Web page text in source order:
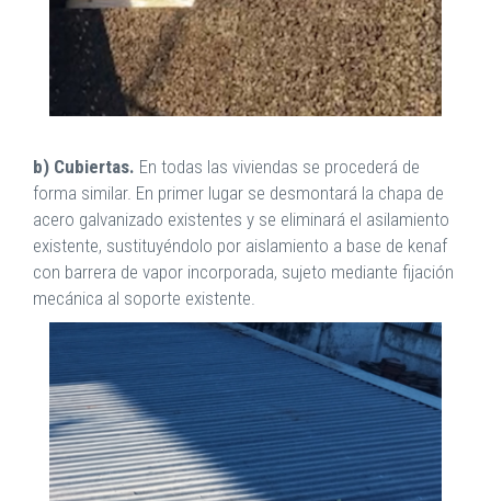
b) Cubiertas. En todas las viviendas se procederá de
forma similar. En primer lugar se desmontará la chapa de
acero galvanizado existentes y se eliminará el asilamiento
existente, sustituyéndolo por aislamiento a base de kenaf
con barrera de vapor incorporada, sujeto mediante fijación
mecánica al soporte existente.